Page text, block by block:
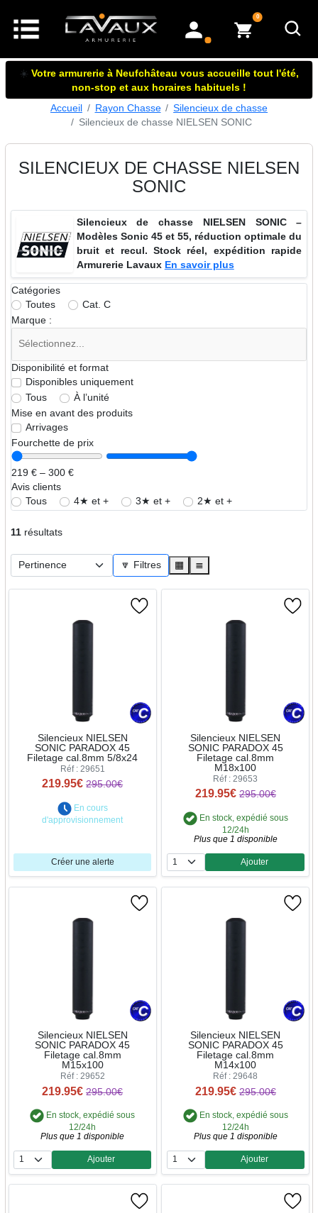
mon compte
0articles dans le panier
☀️ Votre armurerie à Neufchâteau vous accueille tout l'été,
non-stop et aux horaires habituels !
Accueil
Rayon Chasse
Silencieux de chasse
Silencieux de chasse NIELSEN SONIC
SILENCIEUX DE CHASSE NIELSEN
SONIC
Silencieux de chasse NIELSEN SONIC –
Modèles Sonic 45 et 55, réduction optimale du
bruit et recul. Stock réel, expédition rapide
Armurerie Lavaux En savoir plus
Catégories
Toutes
Cat. C
Marque :
Disponibilité et format
Disponibles uniquement
Tous
À l’unité
Mise en avant des produits
Arrivages
Fourchette de prix
219 € – 300 €
Avis clients
Tous
4★ et + 3★ et + 2★ et +
11résultats
🔽 Filtres ▦ ≣
Silencieux NIELSEN
SONIC PARADOX 45
Filetage cal.8mm 5/8x24
Réf : 29651
219.95€ 295.00€
En cours
d'approvisionnement
Créer une alerte
Silencieux NIELSEN
SONIC PARADOX 45
Filetage cal.8mm
M18x100
Réf : 29653
219.95€ 295.00€
En stock, expédié sous
12/24h
Plus que 1 disponible
Quantité
Ajouter
Silencieux NIELSEN
SONIC PARADOX 45
Filetage cal.8mm
M15x100
Réf : 29652
219.95€ 295.00€
En stock, expédié sous
12/24h
Plus que 1 disponible
Quantité
Ajouter
Silencieux NIELSEN
SONIC PARADOX 45
Filetage cal.8mm
M14x100
Réf : 29648
219.95€ 295.00€
En stock, expédié sous
12/24h
Plus que 1 disponible
Quantité
Ajouter